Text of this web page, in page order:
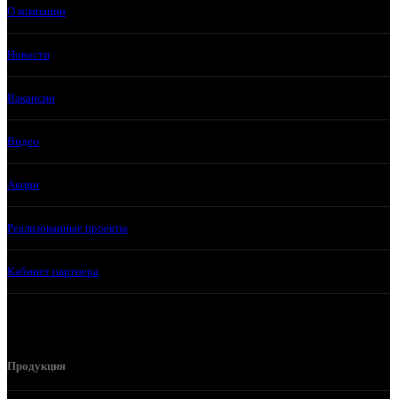
О компании
Новости
Вакансии
Видео
Акции
Реализованные проекты
Кабинет партнера
Продукция